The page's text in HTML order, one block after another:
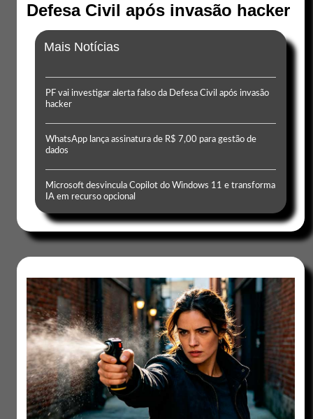
Defesa Civil após invasão hacker
Mais Notícias
PF vai investigar alerta falso da Defesa Civil após invasão
hacker
WhatsApp lança assinatura de R$ 7,00 para gestão de
dados
Microsoft desvincula Copilot do Windows 11 e transforma
IA em recurso opcional